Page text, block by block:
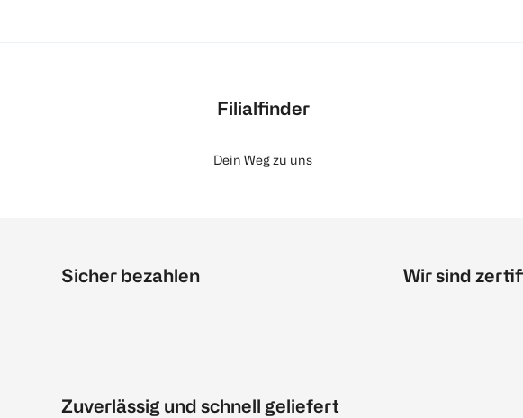
Filialfinder
Dein Weg zu uns
Sicher bezahlen
Zuverlässig und schnell geliefert
Wir sind